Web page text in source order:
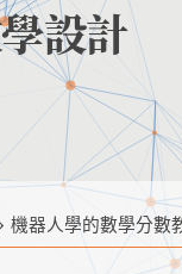
設計
機器人學的數學分數